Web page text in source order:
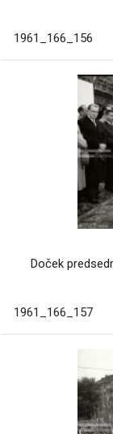
1961_166_156
Doček
1961_166_157